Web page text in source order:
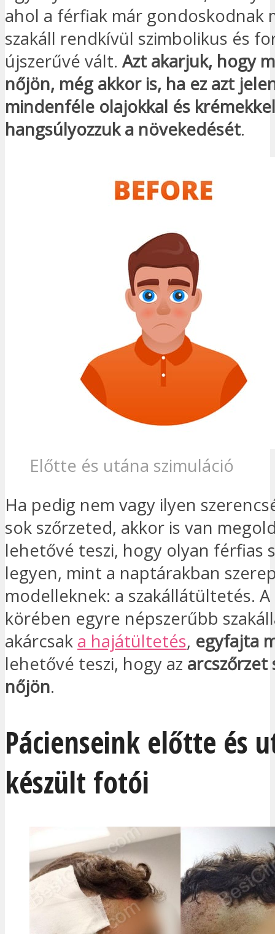
ahol a férfiak már gondoskodnak
szakáll rendkívül szimbolikus és
újszerűvé vált. Azt akarjuk, hogy
nőjön, még akkor is, ha ez azt
mindenféle olajokkal és krémekkel
hangsúlyozzuk a növekedését.
Előtte és utána szimuláció
Ha pedig nem vagy ilyen
sok szőrzeted, akkor is van
lehetővé teszi, hogy olyan férfias
legyen, mint a naptárakban
modelleknek: a szakállátültetés.
körében egyre népszerűbb
akárcsak a hajátültetés, egyfajta
lehetővé teszi, hogy az
nőjön.
Pácienseink előtte és
készült fotói